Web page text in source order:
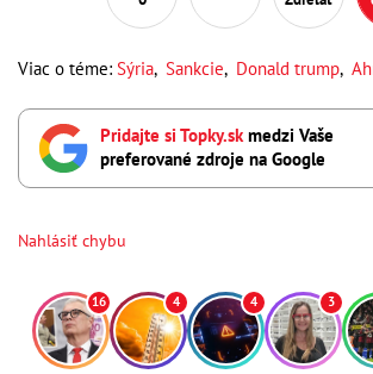
Viac o téme: Sýria, Sankcie, Donald trump,
Pridajte si Topky.skmedzi Vaše
preferované zdroje na Google
Nahlásiť chybu
16 4 4 3